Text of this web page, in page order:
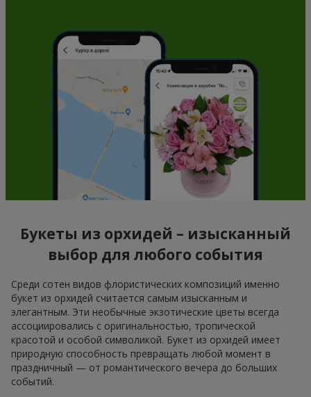
Букеты из орхидей – изысканный
выбор для любого события
Среди сотен видов флористических композиций именно
букет из орхидей считается самым изысканным и
элегантным. Эти необычные экзотические цветы всегда
ассоциировались с оригинальностью, тропической
красотой и особой символикой. Букет из орхидей имеет
природную способность превращать любой момент в
праздничный — от романтического вечера до больших
событий.